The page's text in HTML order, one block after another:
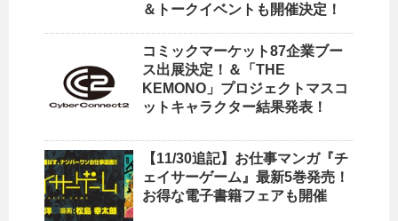
＆トークイベントも開催決定！
コミックマーケット87企業ブー
ス出展決定！＆「THE
KEMONO」プロジェクトマスコ
ットキャラクター結果発表！
【11/30追記】お仕事マンガ『チ
ェイサーゲーム』最新5巻発売！
お得な電子書籍フェアも開催